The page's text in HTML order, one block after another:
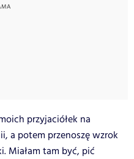
przyjaciółek na
a potem przenoszę wzrok
Miałam tam być, pić